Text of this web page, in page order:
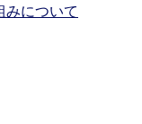
みについて